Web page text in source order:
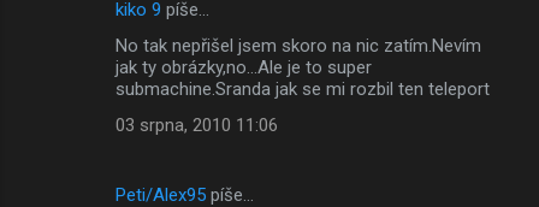
kiko 9 píše…
No tak nepřišel jsem skoro na nic zatím.Nevím
jak ty obrázky,no...Ale je to super
submachine.Sranda jak se mi rozbil ten teleport
03 srpna, 2010 11:06
Peti/Alex95 píše…